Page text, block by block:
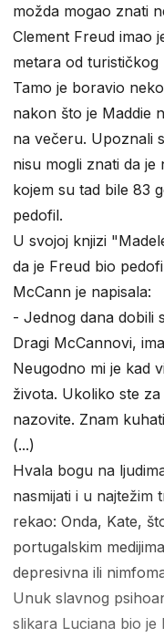
možda mogao znati
Clement Freud imao
metara od turističkog
Tamo je boravio
nakon što je Maddie
na večeru. Upoznali
nisu mogli znati da je
kojem su tad bile 83
pedofil.
U svojoj knjizi
da je Freud bio
McCann je napisala:
- Jednog dana dobili
Dragi McCannovi,
Neugodno mi je kad
života. Ukoliko ste
nazovite. Znam
(...)
Hvala bogu na
nasmijati i u najtežim
rekao: Onda, Kate,
portugalskim
depresivna ili
Unuk slavnog
slikara Luciana bio je